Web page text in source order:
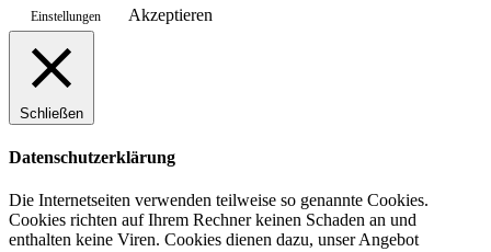
Einstellungen Akzeptieren
Schließen
Datenschutzerklärung
Die Internetseiten verwenden teilweise so genannte Cookies.
Cookies richten auf Ihrem Rechner keinen Schaden an und
enthalten keine Viren. Cookies dienen dazu, unser Angebot